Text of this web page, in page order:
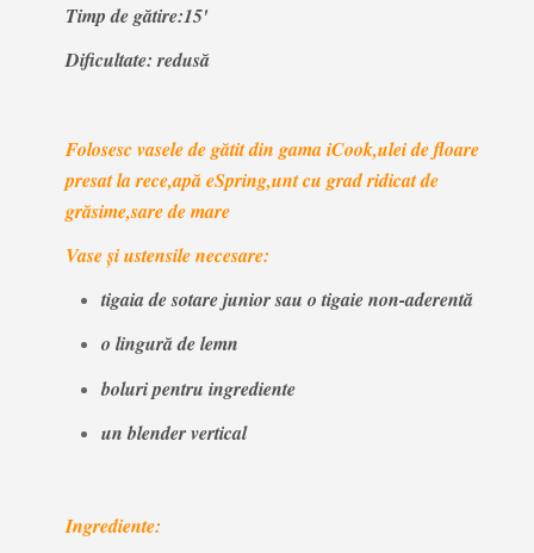
Timp de gătire:15'
Dificultate: redusă
Folosesc vasele de gătit din gama iCook,ulei de floare
presat la rece,apă eSpring,unt cu grad ridicat de
grăsime,sare de mare
Vase și ustensile necesare:
tigaia de sotare junior sau o tigaie non-aderentă
o lingură de lemn
boluri pentru ingrediente
un blender vertical
Ingrediente: